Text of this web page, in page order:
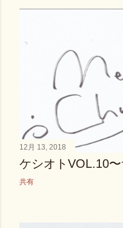
12月 13, 2018
ケシオトVOL.10
共有